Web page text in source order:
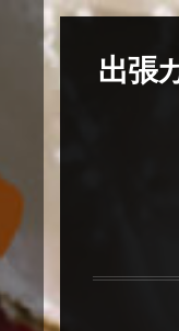
出張